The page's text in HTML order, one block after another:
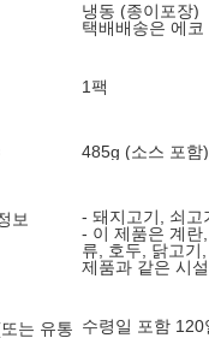
냉동 (종이포장)
택배배송은 에
1팩
485g (소스 포함)
보
- 돼지고기, 쇠고
- 이 제품은 계란
류, 호두, 닭고기
제품과 같은 시
는 유통 수령일 포함 120